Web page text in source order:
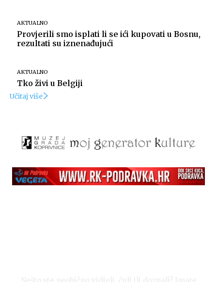
AKTUALNO
Provjerili smo isplati li se ići kupovati u Bosnu,
rezultati su iznenađujući
AKTUALNO
Tko živi u Belgiji
Učitaj više